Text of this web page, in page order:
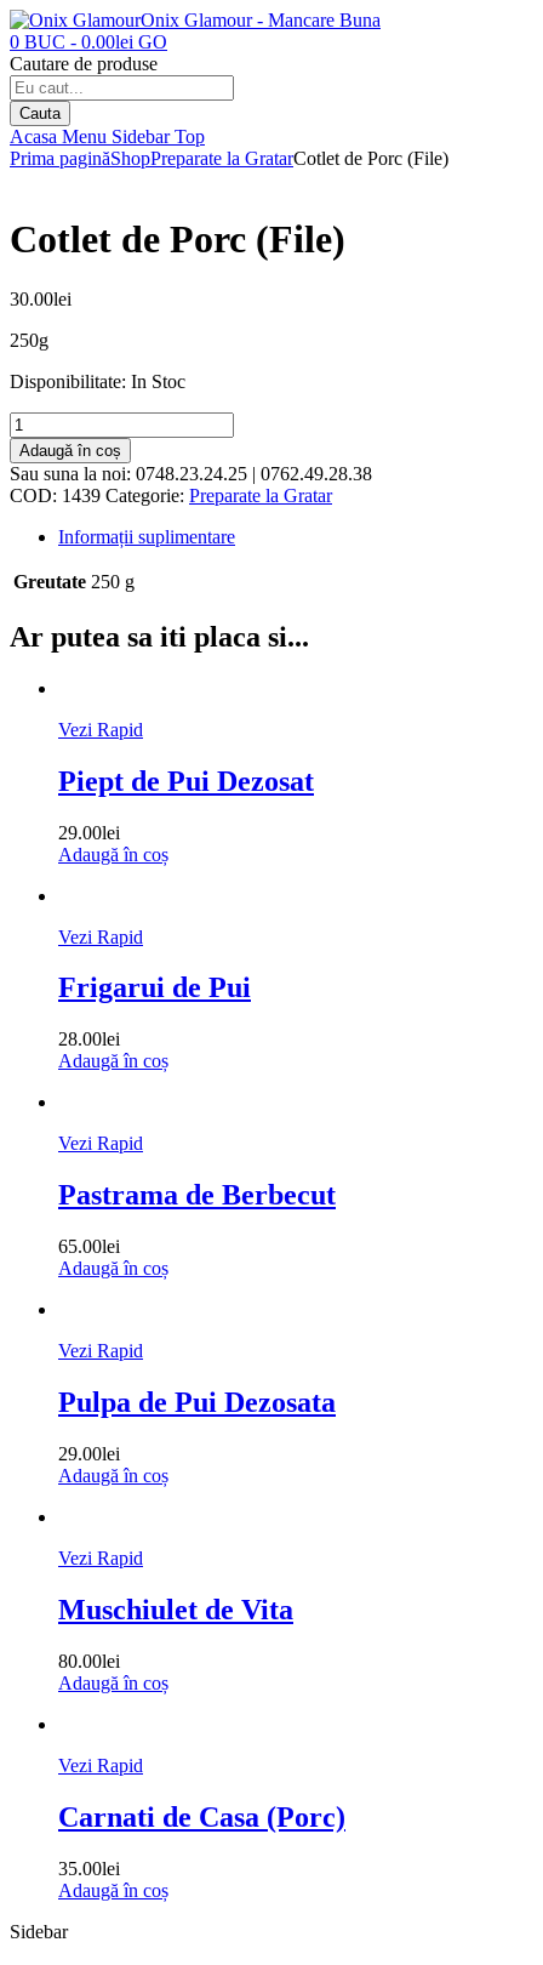
Onix Glamour - Mancare Buna
0 BUC - 0.00lei GO
Cautare de produse
Cauta
Acasa Menu Sidebar Top
Prima paginăShopPreparate la GratarCotlet de Porc (File)
Cotlet de Porc (File)
30.00lei
250g
Disponibilitate: In Stoc
Adaugă în coș
Sau suna la noi: 0748.23.24.25 | 0762.49.28.38
COD: 1439 Categorie: Preparate la Gratar
Informații suplimentare
Greutate 250 g
Ar putea sa iti placa si...
Vezi Rapid
Piept de Pui Dezosat
29.00lei
Adaugă în coș
Vezi Rapid
Frigarui de Pui
28.00lei
Adaugă în coș
Vezi Rapid
Pastrama de Berbecut
65.00lei
Adaugă în coș
Vezi Rapid
Pulpa de Pui Dezosata
29.00lei
Adaugă în coș
Vezi Rapid
Muschiulet de Vita
80.00lei
Adaugă în coș
Vezi Rapid
Carnati de Casa (Porc)
35.00lei
Adaugă în coș
Sidebar